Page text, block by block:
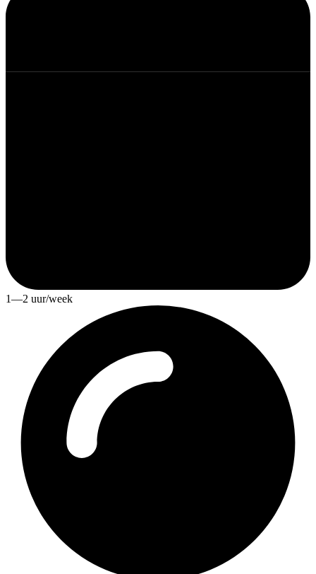
1—2 uur/week